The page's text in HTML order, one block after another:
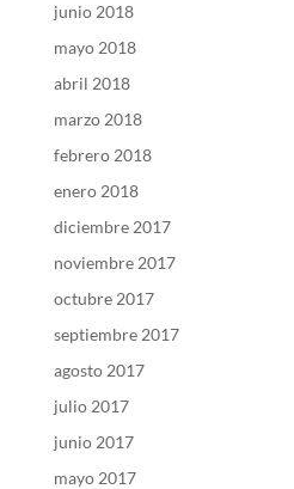
junio 2018
mayo 2018
abril 2018
marzo 2018
febrero 2018
enero 2018
diciembre 2017
noviembre 2017
octubre 2017
septiembre 2017
agosto 2017
julio 2017
junio 2017
mayo 2017